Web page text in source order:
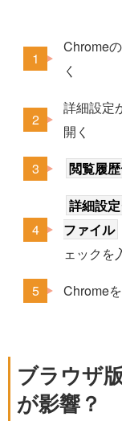
Chromeの
く
詳細設定
開く
閲覧履
詳細設
ファイル
ェックを
Chrome
ブラウザ
が影響？